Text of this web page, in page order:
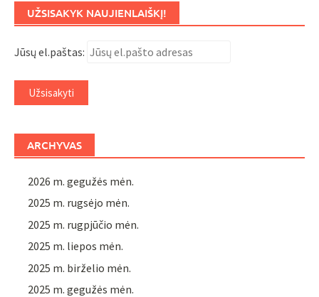
UŽSISAKYK NAUJIENLAIŠKĮ!
Jūsų el.paštas:
ARCHYVAS
2026 m. gegužės mėn.
2025 m. rugsėjo mėn.
2025 m. rugpjūčio mėn.
2025 m. liepos mėn.
2025 m. birželio mėn.
2025 m. gegužės mėn.